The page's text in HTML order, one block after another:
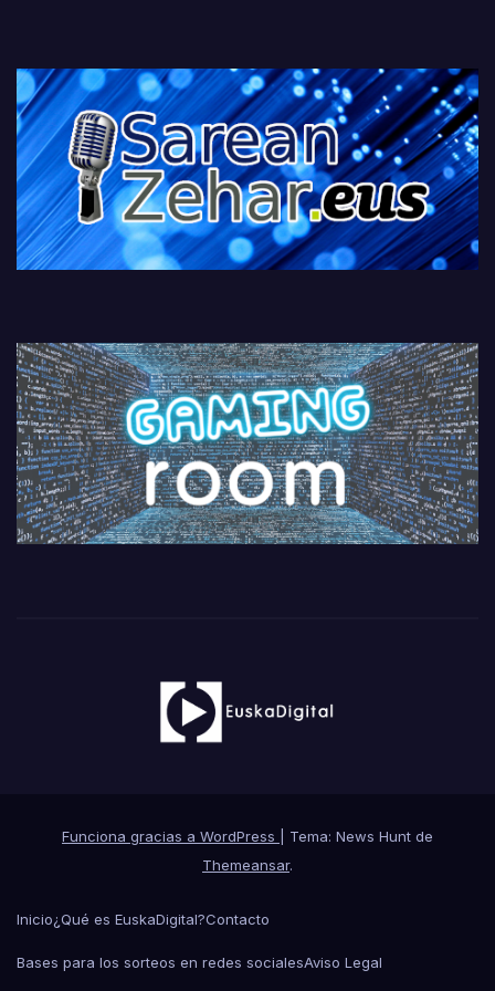
Funciona gracias a WordPress
Tema: News Hunt de
Themeansar.
Inicio¿Qué es EuskaDigital?Contacto
Bases para los sorteos en redes socialesAviso Legal